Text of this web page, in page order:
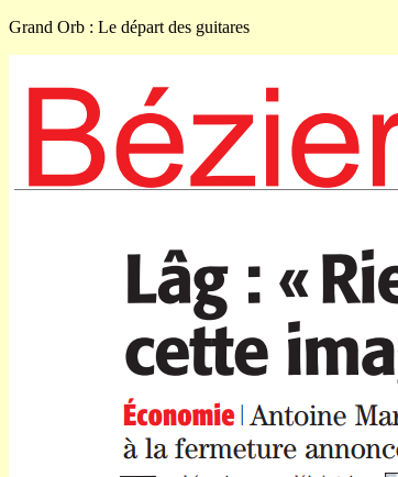
Grand Orb : Le départ des guitares